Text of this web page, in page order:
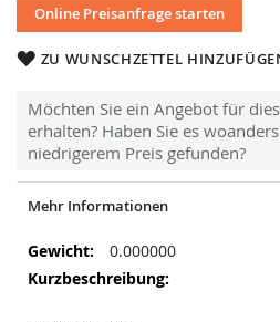
Online Preisanfrage starten
ZU WUNSCHZETTEL
Möchten Sie ein Angebot für
erhalten? Haben Sie es
niedrigerem Preis gefunden?
Mehr Informationen
Mehr
Informationen
0.000000